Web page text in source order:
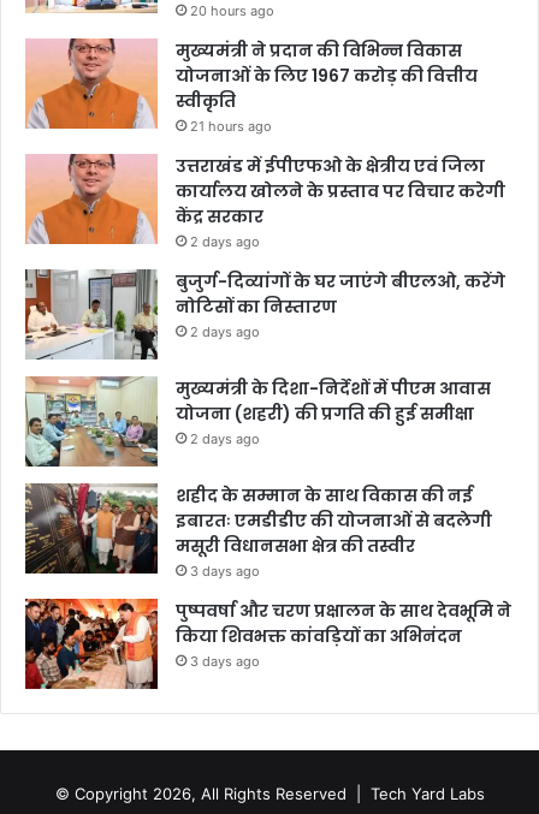
20 hours ago
मुख्यमंत्री ने प्रदान की विभिन्न विकास
योजनाओं के लिए 1967 करोड़ की वित्तीय
स्वीकृति
21 hours ago
उत्तराखंड में ईपीएफओ के क्षेत्रीय एवं जिला
कार्यालय खोलने के प्रस्ताव पर विचार करेगी
केंद्र सरकार
2 days ago
बुजुर्ग-दिव्यांगों के घर जाएंगे बीएलओ, करेंगे
नोटिसों का निस्तारण
2 days ago
मुख्यमंत्री के दिशा-निर्देशों में पीएम आवास
योजना (शहरी) की प्रगति की हुई समीक्षा
2 days ago
शहीद के सम्मान के साथ विकास की नई
इबारतः एमडीडीए की योजनाओं से बदलेगी
मसूरी विधानसभा क्षेत्र की तस्वीर
3 days ago
पुष्पवर्षा और चरण प्रक्षालन के साथ देवभूमि ने
किया शिवभक्त कांवड़ियों का अभिनंदन
3 days ago
© Copyright 2026, All Rights Reserved | Tech Yard Labs